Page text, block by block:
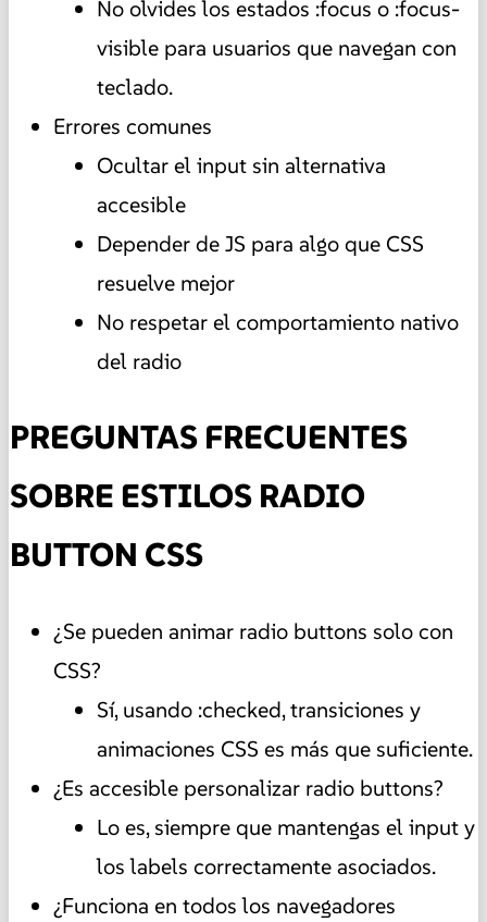
No olvides los estados :focus o :focus-
visible para usuarios que navegan con
teclado.
Errores comunes
Ocultar el input sin alternativa
accesible
Depender de JS para algo que CSS
resuelve mejor
No respetar el comportamiento nativo
del radio
PREGUNTAS FRECUENTES
SOBRE ESTILOS RADIO
BUTTON CSS
¿Se pueden animar radio buttons solo con
CSS?
Sí, usando :checked, transiciones y
animaciones CSS es más que suficiente.
¿Es accesible personalizar radio buttons?
Lo es, siempre que mantengas el input y
los labels correctamente asociados.
¿Funciona en todos los navegadores